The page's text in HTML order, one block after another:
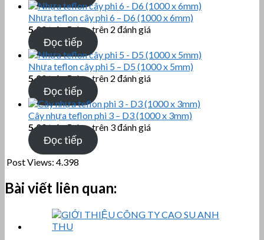
Nhựa teflon cây phi 6 – D6 (1000 x 6mm)
5.00trên 5 dựa trên 2 đánh giá
Đọc tiếp
Nhựa teflon cây phi 5 – D5 (1000 x 5mm)
5.00trên 5 dựa trên 2 đánh giá
Đọc tiếp
Cây nhựa teflon phi 3 – D3 (1000 x 3mm)
5.00trên 5 dựa trên 3đánh giá
Đọc tiếp
Post Views: 4.398
Bài viết liên quan: